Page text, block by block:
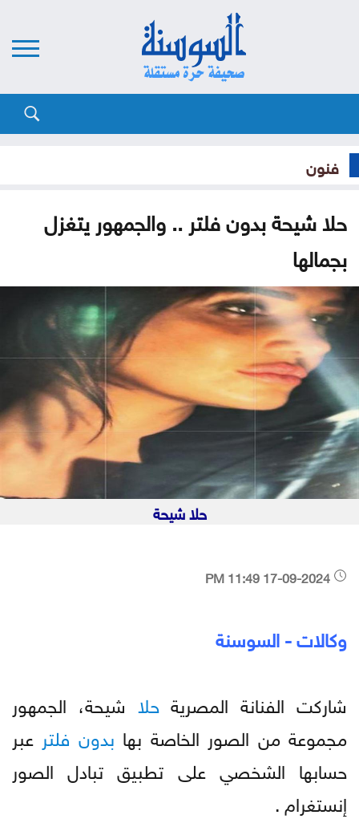
فنون
حلا شيحة بدون فلتر .. والجمهور يتغزل
بجمالها
حلا شيحة
وكالات - السوسنة
شاركت الفنانة المصريةحلا شيحة، الجمهور
مجموعة من الصور الخاصة بها بدون فلتر عبر
حسابها الشخصي على تطبيق تبادل الصور
إنستغرام .